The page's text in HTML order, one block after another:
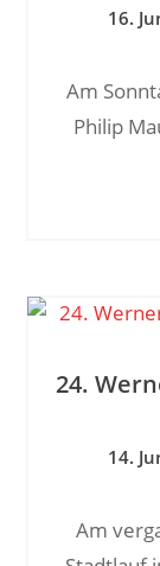
16.
Am
Philip
24.
14.
Am